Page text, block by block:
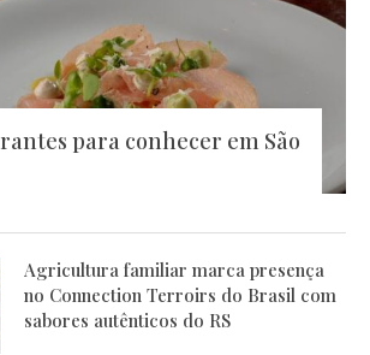
para conhecer em São
Agricultura familiar marca presença
no Connection Terroirs do Brasil com
sabores autênticos do RS